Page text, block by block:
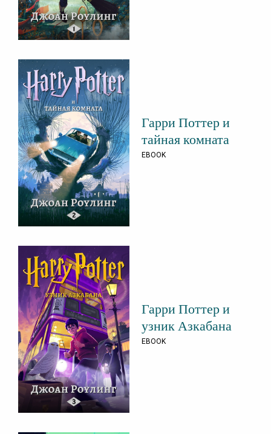
Гарри Поттер и
тайная комната
EBOOK
Гарри Поттер и
узник Азкабана
EBOOK